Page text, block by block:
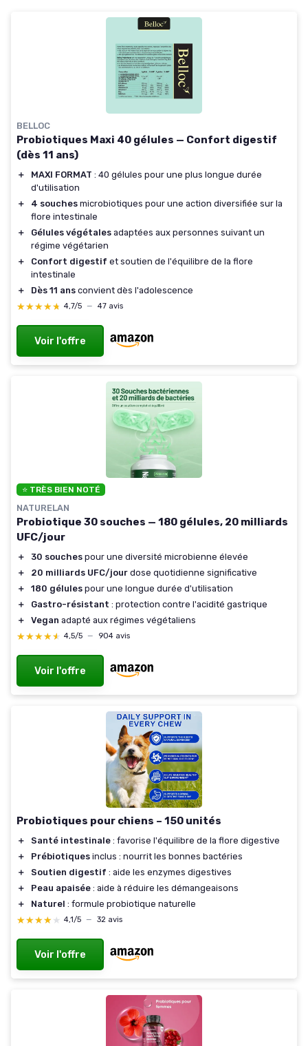
BELLOC
Probiotiques Maxi 40 gélules — Confort digestif
(dès 11 ans)
＋ MAXI FORMAT : 40 gélules pour une plus longue durée
d'utilisation
＋
4 souches microbiotiques pour une action diversifiée sur la
flore intestinale
＋
Gélules végétales adaptées aux personnes suivant un
régime végétarien
＋
Confort digestif et soutien de l'équilibre de la flore
intestinale
＋
Dès 11 ans convient dès l'adolescence
★★★★★
★★★★★ 4,7/5 — 47 avis
Voir l'offre
⭐ TRÈS BIEN NOTÉ
NATURELAN
Probiotique 30 souches — 180 gélules, 20 milliards
UFC/jour
＋ 30 souches pour une diversité microbienne élevée
＋
20 milliards UFC/jour dose quotidienne significative
＋
180 gélules pour une longue durée d'utilisation
＋
Gastro-résistant : protection contre l'acidité gastrique
＋
Vegan adapté aux régimes végétaliens
★★★★★
★★★★★ 4,5/5 — 904 avis
Voir l'offre
Probiotiques pour chiens – 150 unités
＋ Santé intestinale : favorise l'équilibre de la flore digestive
＋
Prébiotiques inclus : nourrit les bonnes bactéries
＋
Soutien digestif : aide les enzymes digestives
＋
Peau apaisée : aide à réduire les démangeaisons
＋
Naturel : formule probiotique naturelle
★★★★★
★★★★★ 4,1/5 — 32 avis
Voir l'offre